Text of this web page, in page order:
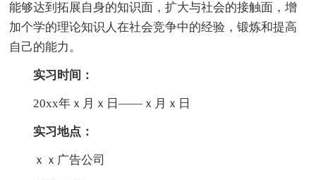
能够达到拓展自身的知识面，扩大与社会的接触面，增
加个学的理论知识人在社会竞争中的经验，锻炼和提高
自己的能力。
实习时间：
20xx年ｘ月ｘ日——ｘ月ｘ日
实习地点：
ｘｘ广告公司